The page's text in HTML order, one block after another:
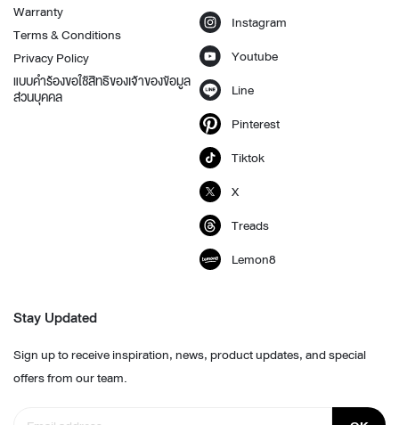
Warranty
Terms & Conditions
Privacy Policy
แบบคำร้องขอใช้สิทธิของเจ้าของข้อมูล
ส่วนบุคคล
Instagram
Youtube
Line
Pinterest
Tiktok
X
Treads
Lemon8
Stay Updated
Sign up to receive inspiration, news, product updates, and special
offers from our team.